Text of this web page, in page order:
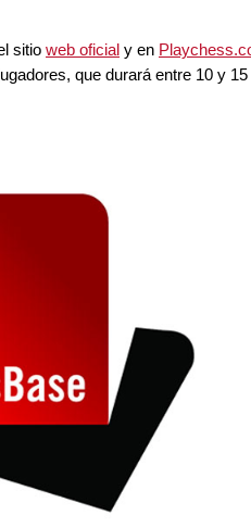
sitio web oficial y en
que durará entre 10 y